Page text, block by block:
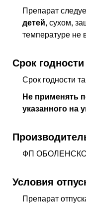
Препарат
детей, сухом,
температуре не
Срок годности
Срок годности
Не применять
указанного на
ФП
Условия
Препарат